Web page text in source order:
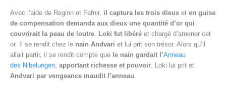
Avec l’aide de Reginn et Fafnir, il captura les trois dieux et en guise
de compensation demanda aux dieux une quantité d’or qui
couvrirait la peau de loutre
Loki fut libéré et chargé d’amener cet
or. Il se rendit chez le nain Andvari et lui prit son trésor. Alors qu’il
allait partir, il se rendit compte que le nain gardait l’Anneau
des Nibelungen apportant richesse et pouvoir . Loki lui prit et
Andvari par vengeance maudit l’anneau